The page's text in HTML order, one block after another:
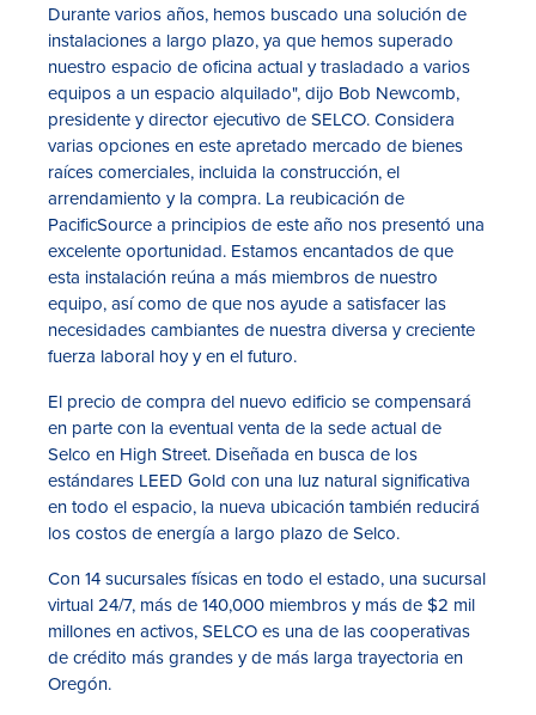
Durante varios años, hemos buscado una solución de
instalaciones a largo plazo, ya que hemos superado
nuestro espacio de oficina actual y trasladado a varios
equipos a un espacio alquilado", dijo Bob Newcomb,
presidente y director ejecutivo de SELCO. Considera
varias opciones en este apretado mercado de bienes
raíces comerciales, incluida la construcción, el
arrendamiento y la compra. La reubicación de
PacificSource a principios de este año nos presentó una
excelente oportunidad. Estamos encantados de que
esta instalación reúna a más miembros de nuestro
equipo, así como de que nos ayude a satisfacer las
necesidades cambiantes de nuestra diversa y creciente
fuerza laboral hoy y en el futuro.
El precio de compra del nuevo edificio se compensará
en parte con la eventual venta de la sede actual de
Selco en High Street. Diseñada en busca de los
estándares LEED Gold con una luz natural significativa
en todo el espacio, la nueva ubicación también reducirá
los costos de energía a largo plazo de Selco.
Con 14 sucursales físicas en todo el estado, una sucursal
virtual 24/7, más de 140,000 miembros y más de $2 mil
millones en activos, SELCO es una de las cooperativas
de crédito más grandes y de más larga trayectoria en
Oregón.